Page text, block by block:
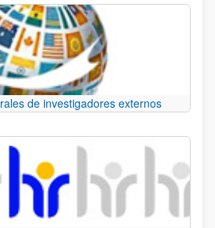
de investigadores externos